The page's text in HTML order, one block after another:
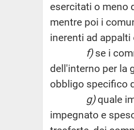
esercitati o meno
mentre poi i
inerenti ad appalti
f)se i
dell'interno per la
obbligo specifico
g)quale
impegnato e